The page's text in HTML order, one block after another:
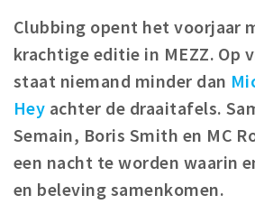
Winkels
Winkelgebieden
Parkeren
Bezienswaardigheden
Clubbing opent het voorjaar
krachtige editie in MEZZ. Op
staat niemand minder dan
Hey achter de draaitafels.
Semain, Boris Smith en MC
een nacht te worden waarin
en beleving samenkomen.